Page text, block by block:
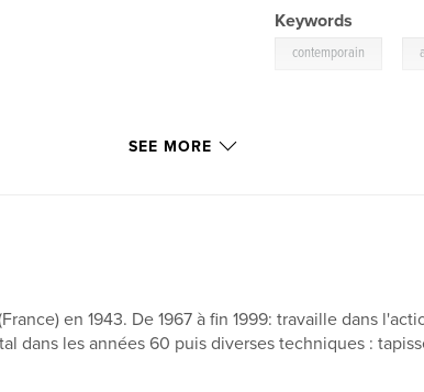
Keywords
contemporain
SEE MORE
en 1943. De 1967 à fin 1999: travaille dans
dans les années 60 puis diverses techniques :